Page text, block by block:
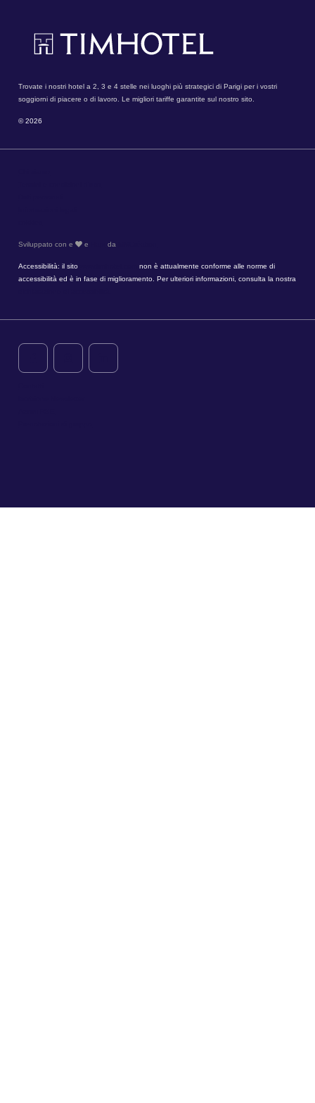
Trovate i nostri hotel a 2, 3 e 4 stelle nei luoghi più strategici di Parigi per i vostri
soggiorni di piacere o di lavoro. Le migliori tariffe garantite sul nostro sito.
© 2026
Sviluppato con e e da
Accessibilità: il sito
non è attualmente conforme alle norme di
accessibilità ed è in fase di miglioramento. Per ulteriori informazioni, consulta la nostra